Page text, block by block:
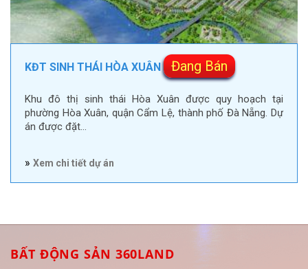
KĐT SINH THÁI HÒA XUÂN Đang Bán
Khu đô thị sinh thái Hòa Xuân được quy hoạch tại
phường Hòa Xuân, quận Cẩm Lệ, thành phố Đà Nẵng. Dự
án được đặt…
» Xem chi tiết dự án
BẤT ĐỘNG SẢN 360LAND